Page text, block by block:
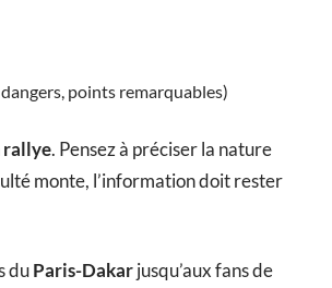
points remarquables)
rallye. Pensez à préciser la nature
monte, l’information doit rester
duParis-Dakarjusqu’aux fans de